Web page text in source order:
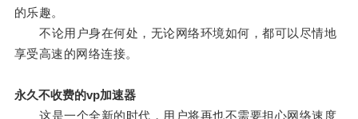
的乐趣。
不论用户身在何处，无论网络环境如何，都可以尽情地
享受高速的网络连接。
永久不收费的vp加速器
这是一个全新的时代，用户将再也不需要担心网络速度